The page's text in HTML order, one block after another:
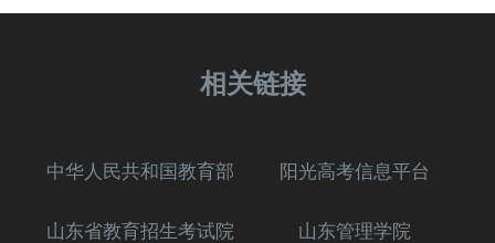
相关链接
中华人民共和国教育部 阳光高考信息平台
山东省教育招生考试院 山东管理学院